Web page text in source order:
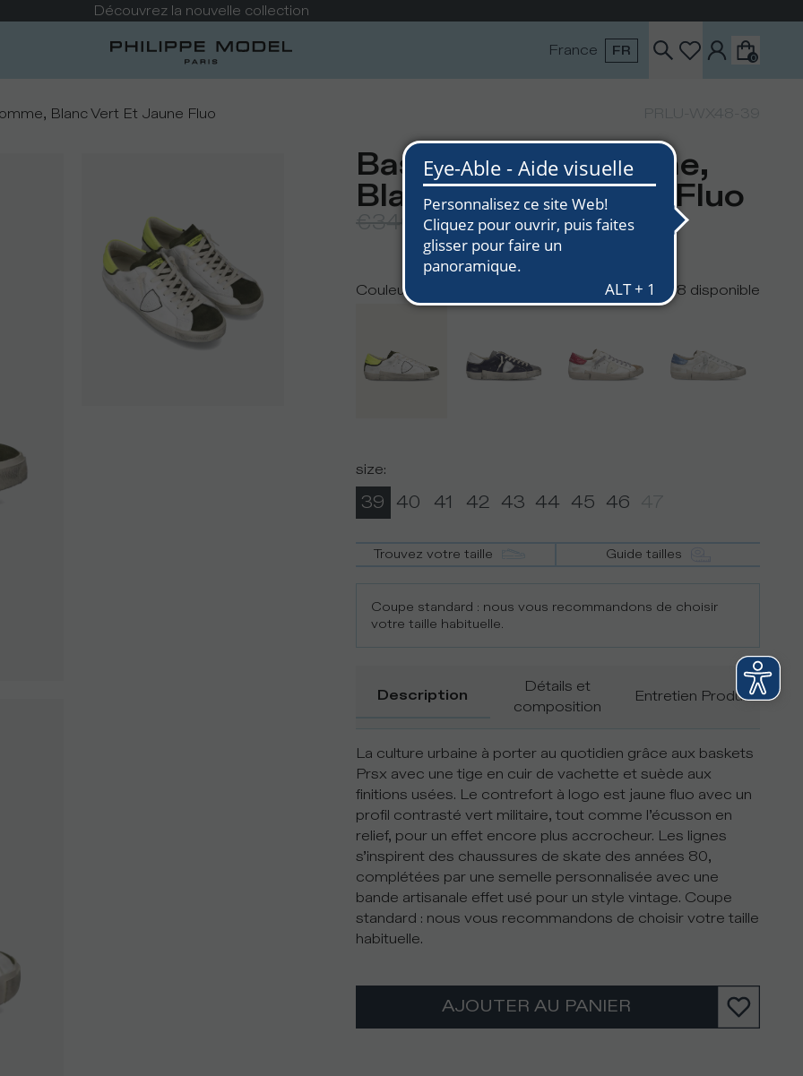
Découvrez la nouvelle collection
France FR 0
Blanc Vert Et Jaune Fluo
Baskets Prsx Homme,
Blanc Vert et Jaune Fluo
€240
Couleurs 8 disponible
size:
39 40 41 42 43 44 45 46
Trouvez votre taille Guide tailles
Coupe standard : nous vous recommandons de choisir
votre taille habituelle.
Description
Détails et
composition
Entretien Produit
La culture urbaine à porter au quotidien grâce aux baskets
Prsx avec une tige en cuir de vachette et suède aux
finitions usées. Le contrefort à logo est jaune fluo avec un
profil contrasté vert militaire, tout comme l’écusson en
relief, pour un effet encore plus accrocheur. Les lignes
s’inspirent des chaussures de skate des années 80,
complétées par une semelle personnalisée avec une
bande artisanale effet usé pour un style vintage. Coupe
standard : nous vous recommandons de choisir votre taille
habituelle.
AJOUTER AU PANIER